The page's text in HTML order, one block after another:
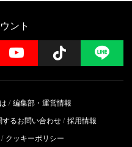
ント
YouTube Follow
編集部・運営情報
するお問い合わせ 採用情報
クッキーポリシー